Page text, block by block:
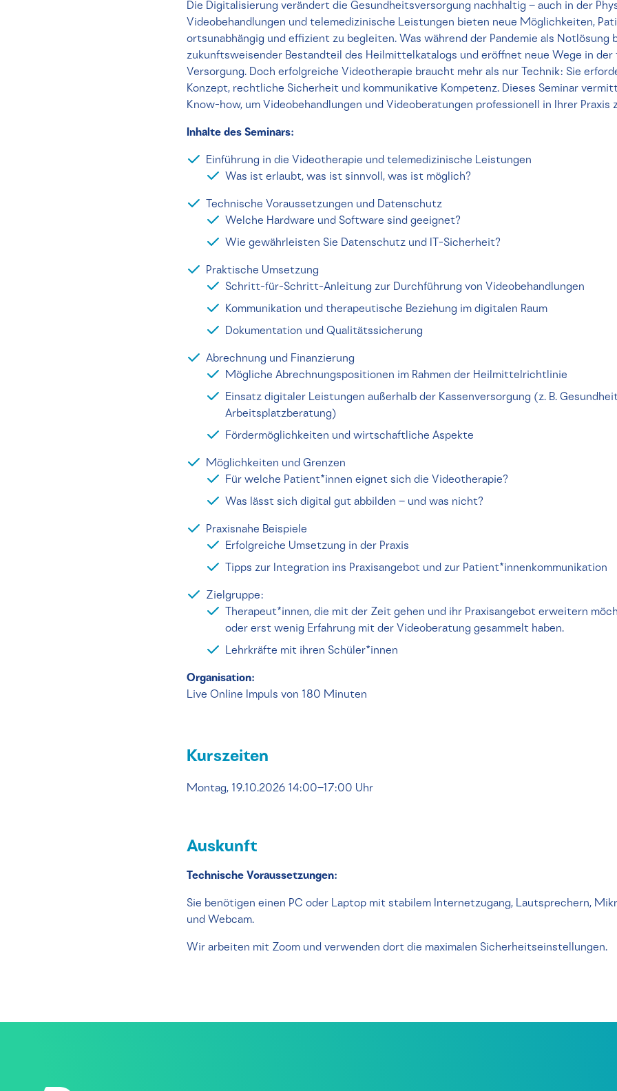
Die Digitalisierung verändert die Gesundheitsversorgung nachhaltig – auch in der
Videobehandlungen und telemedizinische Leistungen bieten neue Möglichkeiten,
ortsunabhängig und effizient zu begleiten. Was während der Pandemie als Notlösung
zukunftsweisender Bestandteil des Heilmittelkatalogs und eröffnet neue Wege in
Versorgung. Doch erfolgreiche Videotherapie braucht mehr als nur Technik: Sie
Konzept, rechtliche Sicherheit und kommunikative Kompetenz. Dieses Seminar
Know-how, um Videobehandlungen und Videoberatungen professionell in Ihrer Praxis
Inhalte des Seminars:
Einführung in die Videotherapie und telemedizinische Leistungen
Was ist erlaubt, was ist sinnvoll, was ist möglich?
Technische Voraussetzungen und Datenschutz
Welche Hardware und Software sind geeignet?
Wie gewährleisten Sie Datenschutz und IT-Sicherheit?
Praktische Umsetzung
Schritt-für-Schritt-Anleitung zur Durchführung von Videobehandlungen
Kommunikation und therapeutische Beziehung im digitalen Raum
Dokumentation und Qualitätssicherung
Abrechnung und Finanzierung
Mögliche Abrechnungspositionen im Rahmen der Heilmittelrichtlinie
Einsatz digitaler Leistungen außerhalb der Kassenversorgung (z. B.
Arbeitsplatzberatung)
Fördermöglichkeiten und wirtschaftliche Aspekte
Möglichkeiten und Grenzen
Für welche Patient*innen eignet sich die Videotherapie?
Was lässt sich digital gut abbilden – und was nicht?
Praxisnahe Beispiele
Erfolgreiche Umsetzung in der Praxis
Tipps zur Integration ins Praxisangebot und zur Patient*innenkommunikation
Zielgruppe:
Therapeut*innen, die mit der Zeit gehen und ihr Praxisangebot erweitern
oder erst wenig Erfahrung mit der Videoberatung gesammelt haben.
Lehrkräfte mit ihren Schüler*innen
Organisation:
Live Online Impuls von 180 Minuten
Kurszeiten
Montag, 19.10.2026 14:00–17:00 Uhr
Auskunft
Technische Voraussetzungen:
Sie benötigen einen PC oder Laptop mit stabilem Internetzugang, Lautsprechern,
und Webcam.
Wir arbeiten mit Zoom und verwenden dort die maximalen Sicherheitseinstellungen.